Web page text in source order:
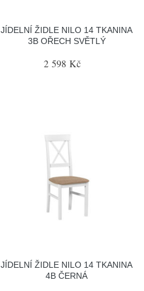
JÍDELNÍ ŽIDLE NILO 14 TKANINA
3B OŘECH SVĚTLÝ
2 598 Kč
JÍDELNÍ ŽIDLE NILO 14 TKANINA
4B ČERNÁ